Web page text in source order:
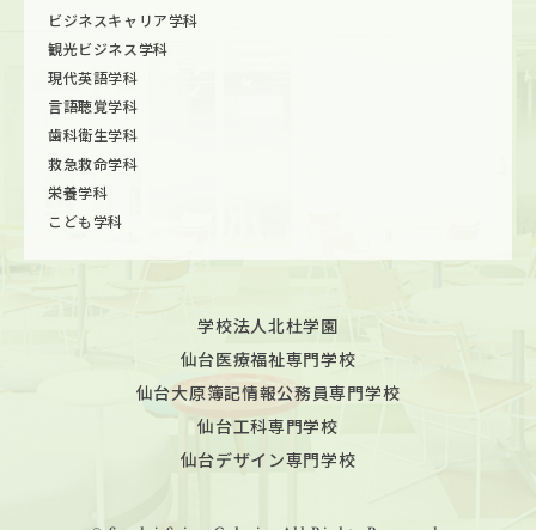
ビジネスキャリア学科
観光ビジネス学科
現代英語学科
言語聴覚学科
歯科衛生学科
救急救命学科
栄養学科
こども学科
学校法人北杜学園
仙台医療福祉専門学校
仙台大原簿記情報公務員専門学校
仙台工科専門学校
仙台デザイン専門学校